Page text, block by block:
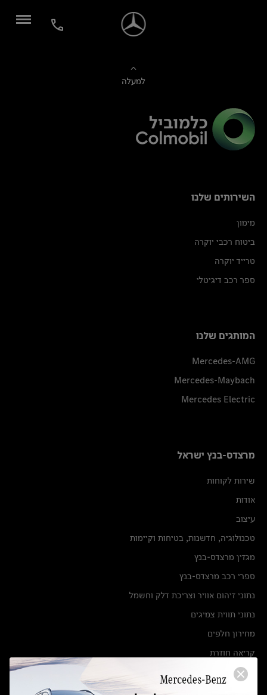
למעלה
השירותים שלנו
מימון
ביטוח רכבי יוקרה
טרייד יוקרה
ספר רכב דיגיטלי
המותגים שלנו
Mercedes-AMG
Mercedes-Maybach
Mercedes Electric
מרצדס-בנץ ישראל
שירות לקוחות
אודות
עיצוב
טכנולוגיה, חדשנות, בטיחות וקיימות
מגזין מרצדס-בנץ
ספרי רכב מרצדס-בנץ
נתוני זיהום אוויר וצריכת דלק וחשמל
נתוני תווית צמיגים
מחירון חלפים
קריאה חוזרת
הודעה על הטבות לרכבי מרצדס בהסדר פשרה בתצ 56447-02-19